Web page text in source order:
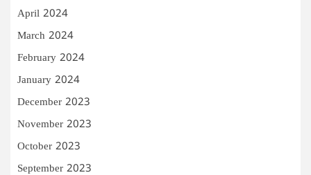
April 2024
March 2024
February 2024
January 2024
December 2023
November 2023
October 2023
September 2023